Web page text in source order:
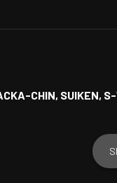
CHIN, SUIKEN, S-